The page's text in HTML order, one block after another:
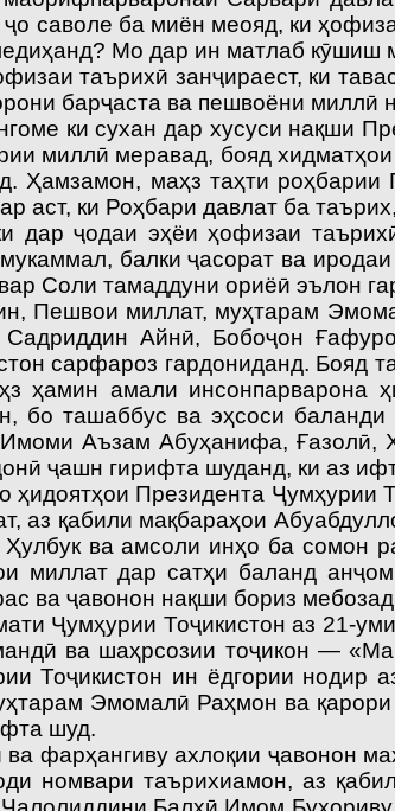
ҷо саволе ба миён меояд, ки
Мо дар ин матлаб
таърихӣ занҷираест, ки
барҷаста ва пешвоёни миллӣ
ки сухан дар хусуси нақши
миллӣ меравад, бояд
Ҳамзамон, маҳз таҳти
аст, ки Роҳбари давлат ба
дар ҷодаи эҳёи ҳофизаи
балки ҷасорат ва
Соли тамаддуни ориёӣ эълон
Пешвои миллат, муҳтарам
Айнӣ, Бобоҷон
сарфароз гардониданд. Бояд
ҳамин амали инсонпарварона
бо ташаббус ва эҳсоси баланди
Аъзам Абуҳанифа, Ғазолӣ,
ҷашн гирифта шуданд, ки аз
Президента Ҷумҳурии
аз қабили мақбараҳои
Ҳулбук ва амсоли инҳо ба сомон
миллат дар сатҳи баланд
ва ҷавонон нақши бориз
Ҷумҳурии Тоҷикистон аз 21-
ва шаҳрсозии тоҷикон —
Тоҷикистон ин ёдгории
Эмомалӣ Раҳмон ва
шуд.
фарҳангиву ахлоқии ҷавонон
номвари таърихиамон, аз